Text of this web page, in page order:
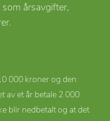
årsavgifter,
000 kroner og den
av et år betale 2 000
blir nedbetalt og at det